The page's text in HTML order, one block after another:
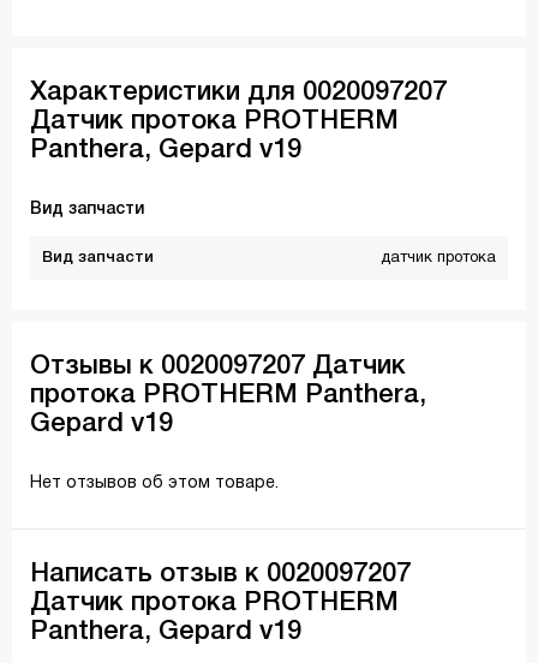
Характеристики для 0020097207
Датчик протока PROTHERM
Panthera, Gepard v19
Вид запчасти
Вид запчасти датчик протока
Отзывы к 0020097207 Датчик
протока PROTHERM Panthera,
Gepard v19
Нет отзывов об этом товаре.
Написать отзыв к 0020097207
Датчик протока PROTHERM
Panthera, Gepard v19